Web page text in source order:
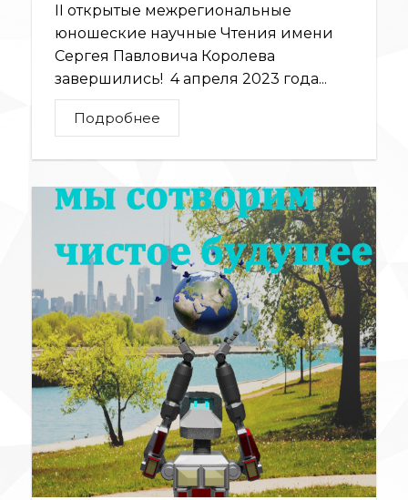
II открытые межрегиональные
юношеские научные Чтения имени
Сергея Павловича Королева
завершились! 4 апреля 2023 года...
Подробнее